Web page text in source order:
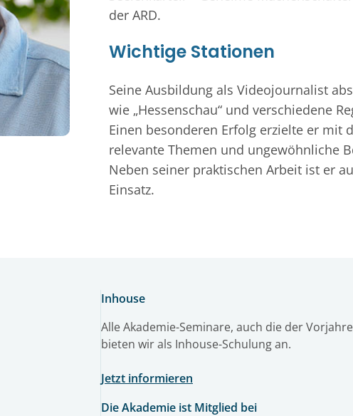
der ARD.
Wichtige Stationen
Seine Ausbildung als Videojournalist
wie „Hessenschau“ und verschiedene
Einen besonderen Erfolg erzielte er mit
relevante Themen und ungewöhnliche
Neben seiner praktischen Arbeit ist er
Einsatz.
Inhouse
Alle Akademie-Seminare, auch die der
bieten wir als Inhouse-Schulung an.
Jetzt informieren
Die Akademie ist Mitglied bei